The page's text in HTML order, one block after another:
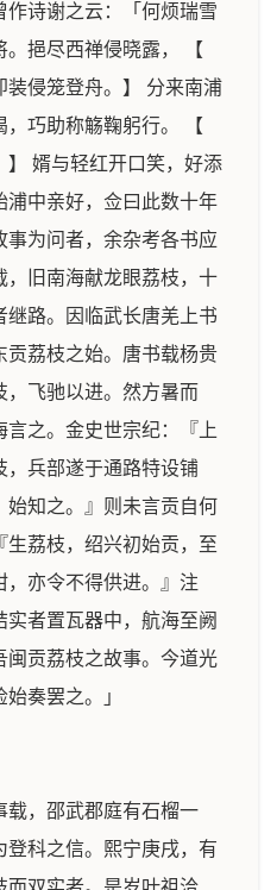
诗谢之云：「何烦瑞雪
。挹尽西禅侵晓露， 【
装侵笼登舟。】 分来南浦
，巧助称觞鞠躬行。 【
】 婿与轻红开口笑，好添
浦中亲好，佥曰此数十年
事为问者，余杂考各书应
，旧南海献龙眼荔枝，十
继路。因临武长唐羌上书
贡荔枝之始。唐书载杨贵
，飞驰以进。然方暑而
之。金史世宗纪：『上
，兵部遂于通路特设铺
始知之。』则未言贡自何
荔枝，绍兴初始贡，至
，亦令不得供进。』注
者置瓦器中，航海至阙
闽贡荔枝之故事。今道光
奏罢之。」
载，邵武郡庭有石榴一
科之信。熙宁庚戌，有